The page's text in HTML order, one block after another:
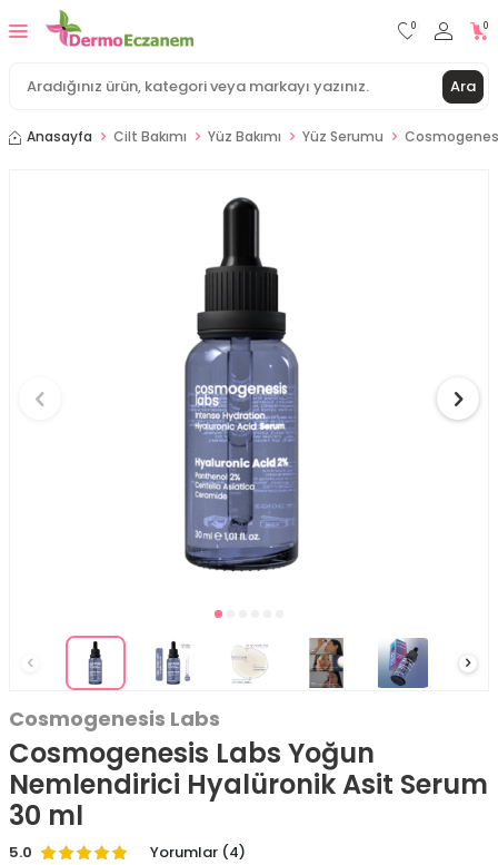
Ara
0 0
Anasayfa Cilt Bakımı Yüz Bakımı Yüz Serumu
Cosmogenesis Labs
Cosmogenesis Labs Yoğun
Nemlendirici Hyalüronik Asit Serum
30 ml
5.0
Yorumlar (4)